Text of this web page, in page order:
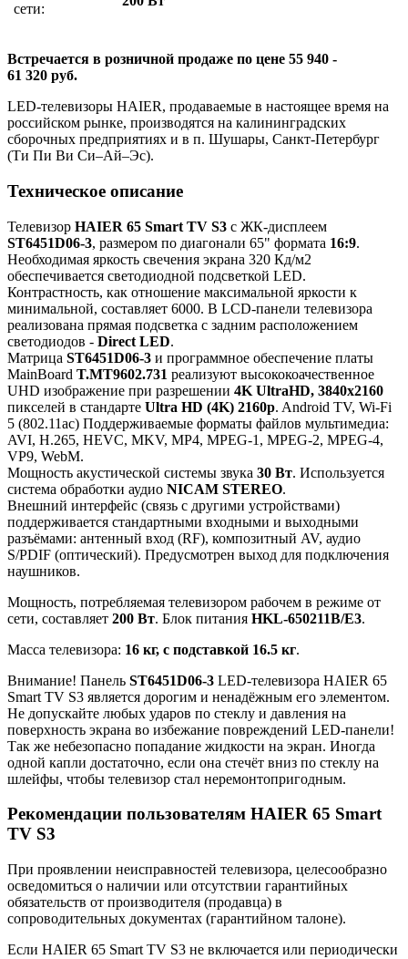
сети:
Встречается в розничной продаже по цене 55 940 -
61 320 руб.
LED-телевизоры HAIER, продаваемые в настоящее время на
российском рынке, производятся на калининградских
сборочных предприятиях и в п. Шушары, Санкт-Петербург
(Ти Пи Ви Си–Ай–Эс).
Техническое описание
Телевизор HAIER 65 Smart TV S3 с ЖК-дисплеем
ST6451D06-3, размером по диагонали 65" формата 16:9.
Необходимая яркость свечения экрана 320 Кд/м2
обеспечивается светодиодной подсветкой LED.
Контрастность, как отношение максимальной яркости к
минимальной, составляет 6000. В LCD-панели телевизора
реализована прямая подсветка с задним расположением
светодиодов - Direct LED.
Матрица ST6451D06-3 и программное обеспечение платы
MainBoard T.MT9602.731 реализуют высококоачественное
UHD изображение при разрешении 4K UltraHD, 3840x2160
пикселей в стандарте Ultra HD (4K) 2160p. Android TV, Wi-Fi
5 (802.11ac) Поддерживаемые форматы файлов мультимедиа:
AVI, H.265, HEVC, MKV, MP4, MPEG-1, MPEG-2, MPEG-4,
VP9, WebM.
Мощность акустической системы звука 30 Вт. Используется
система обработки аудио NICAM STEREO.
Внешний интерфейс (связь с другими устройствами)
поддерживается стандартными входными и выходными
разъёмами: антенный вход (RF), композитный AV, аудио
S/PDIF (оптический). Предусмотрен выход для подключения
наушников.
Мощность, потребляемая телевизором рабочем в режиме от
сети, составляет 200 Вт. Блок питания HKL-650211B/E3.
Масса телевизора: 16 кг, с подставкой 16.5 кг.
Внимание! Панель ST6451D06-3 LED-телевизора HAIER 65
Smart TV S3 является дорогим и ненадёжным его элементом.
Не допускайте любых ударов по стеклу и давления на
поверхность экрана во избежание повреждений LED-панели!
Так же небезопасно попадание жидкости на экран. Иногда
одной капли достаточно, если она стечёт вниз по стеклу на
шлейфы, чтобы телевизор стал неремонтопригодным.
Рекомендации пользователям HAIER 65 Smart
TV S3
При проявлении неисправностей телевизора, целесообразно
осведомиться о наличии или отсутствии гарантийных
обязательств от производителя (продавца) в
сопроводительных документах (гарантийном талоне).
Если HAIER 65 Smart TV S3 не включается или периодически